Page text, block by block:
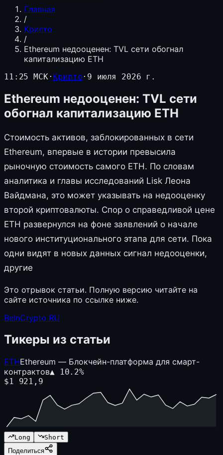
Главная
/
Крипто
/
Ethereum недооценен: TVL сети обогнал
капитализацию ETH
11:25 МСК· Крипто· 9 июля 2026 г.
Ethereum недооценен: TVL сети
обогнал капитализацию ETH
Стоимость активов, заблокированных в сети
Ethereum, впервые в истории превысила
рыночную стоимость самого ETH. По словам
аналитика и главы исследований Lisk Леона
Вайдмана, это может указывать на недооценку
второй криптовалюты. Спор о справедливой цене
ETH развернулся на фоне заявлений о начале
нового институционального этапа для сети. Пока
одни видят в новых данных сигнал недооценки,
другие
Это отрывок статьи. Полную версию читайте на
сайте источника по ссылке ниже.
BeInCrypto RU
Тикеры из статьи
ETHEthereum — Блокчейн-платформа для смарт-
контрактов▲ 10.2%
$1 921,9
Long
Short
Поделиться